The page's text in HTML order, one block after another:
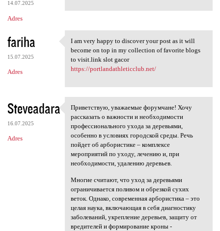
14.07.2025
Adres
fariha
15.07.2025
Adres
I am very happy to discover
I am very happy to discover your post as it will
become on top in my collection of favorite blogs
to visit.link slot gacor
https://portlandathleticclub.net/
Steveadara
16.07.2025
Adres
Приветствую, уважаемые
Приветствую, уважаемые форумчане! Хочу
рассказать о важности и необходимости
профессионального ухода за деревьями,
особенно в условиях городской среды. Речь
пойдет об арбористике – комплексе
мероприятий по уходу, лечению и, при
необходимости, удалению деревьев.
Многие считают, что уход за деревьями
ограничивается поливом и обрезкой сухих
веток. Однако, современная арбористика – это
целая наука, включающая в себя диагностику
заболеваний, укрепление деревьев, защиту от
вредителей и формирование кроны -